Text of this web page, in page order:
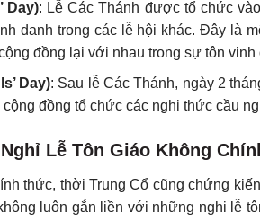
Day): Lễ Các Thánh được tổ chức
danh trong các lễ hội khác. Đây là
đồng lại với nhau trong sự tôn
Day): Sau lễ Các Thánh, ngày 2
đồng tổ chức các nghi thức cầu
Lễ Tôn Giáo Không
thức, thời Trung Cổ cũng chứng
luôn gắn liền với những nghi lễ